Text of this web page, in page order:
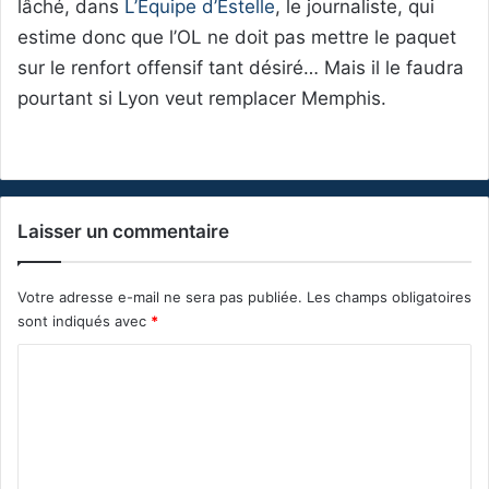
lâché, dans L’Équipe d’Estelle, le journaliste, qui
estime donc que l’OL ne doit pas mettre le paquet
sur le renfort offensif tant désiré… Mais il le faudra
pourtant si Lyon veut remplacer Memphis.
Laisser un commentaire
Votre adresse e-mail ne sera pas publiée. Les champs obligatoires
sont indiqués avec *